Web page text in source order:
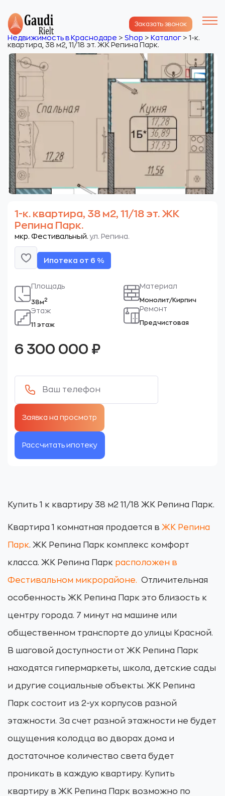
Заказать звонок
Недвижимость в Краснодаре > Shop > Каталог > 1-к.
квартира, 38 м2, 11/18 эт. ЖК Репина Парк.
1-к. квартира, 38 м2, 11/18 эт. ЖК
Репина Парк.
мкр. Фестивальный. ул. Репина.
Ипотека от 6 %
Площадь
38м2
Этаж
11 этаж
Материал
Монолит/Кирпич
Ремонт
Предчистовая
6 300 000 ₽
Рассчитать ипотеку
Купить 1 к квартиру 38 м2 11/18 ЖК Репина Парк.
Квартира 1 комнатная продается в ЖК Репина
Парк. ЖК Репина Парк комплекс комфорт
класса. ЖК Репина Парк расположен в
Фестивальном микрорайоне. Отличительная
особенность ЖК Репина Парк это близость к
центру города. 7 минут на машине или
общественном транспорте до улицы Красной.
В шаговой доступности от ЖК Репина Парк
находятся гипермаркеты, школа, детские сады
и другие социальные объекты. ЖК Репина
Парк состоит из 2-ух корпусов разной
этажности. За счет разной этажности не будет
ощущения колодца во дворах дома и
достаточное количество света будет
проникать в каждую квартиру. Купить
квартиру в ЖК Репина Парк возможно по